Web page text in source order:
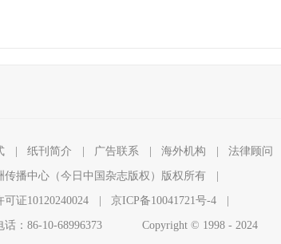
纸刊简介 广告联系 海外机构 法律顾问
传播中心（今日中国杂志版权）版权所有
证10120240024 京ICP备10041721号-4
：86-10-68996373 Copyright © 1998 - 2024